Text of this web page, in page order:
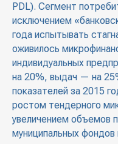
PDL). Сегмент
исключением
года испытывать
оживилось
индивидуальных
на 20%, выдач — на
показателей за 2015
ростом тендерного
увеличением объемов
муниципальных